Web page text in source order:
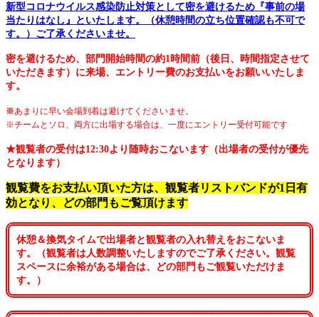
新型コロナウイルス感染防止対策として密を避けるため『事前の場
当たりはなし』といたします。（休憩時間の立ち位置確認も不可で
す。）ご了承くださいませ。
密を避けるため、部門開始時間の約1時間前（後日、時間指定させて
いただきます）に来場、エントリー費のお支払いをお願いいたしま
す。
※あまりに早い会場到着は避けてくださいませ。
※チームとソロ、両方に出場する場合は、一度にエントリー受付可能です
★観覧者の受付は12:30より随時おこないます（出場者の受付が優先
となります）
観覧費をお支払い頂いた方は、観覧者リストバンドが1日有
効となり、どの部門もご覧頂けます
休憩＆換気タイムで出場者と観覧者の入れ替えをおこないま
す。（観覧者は人数調整いたしますのでご了承ください。観覧
スペースに余裕がある場合は、どの部門もご観覧いただけま
す。）